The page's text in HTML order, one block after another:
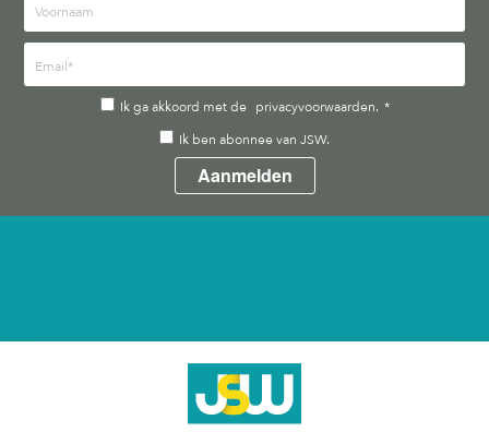
Ik ga akkoord met de privacyvoorwaarden. *
Ik ben abonnee van JSW.